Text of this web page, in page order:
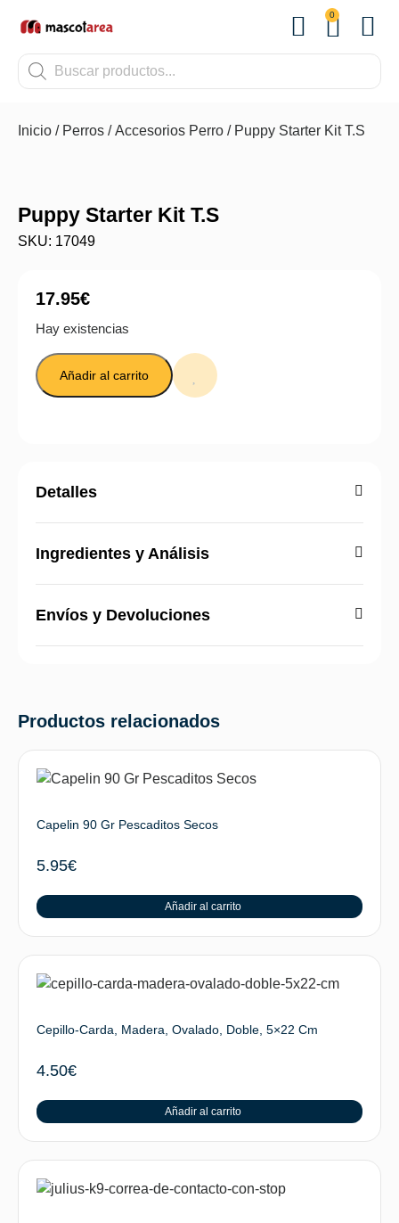
0
Inicio / Perros /Accesorios Perro / Puppy Starter Kit T.S
Puppy Starter Kit T.S
SKU: 17049
17.95€
Hay existencias
Añadir al carrito
Detalles
Ingredientes y Análisis
Envíos y Devoluciones
Productos relacionados
Capelin 90 Gr Pescaditos Secos
5.95€
Añadir al carrito
Cepillo-Carda, Madera, Ovalado, Doble, 5×22 Cm
4.50€
Añadir al carrito